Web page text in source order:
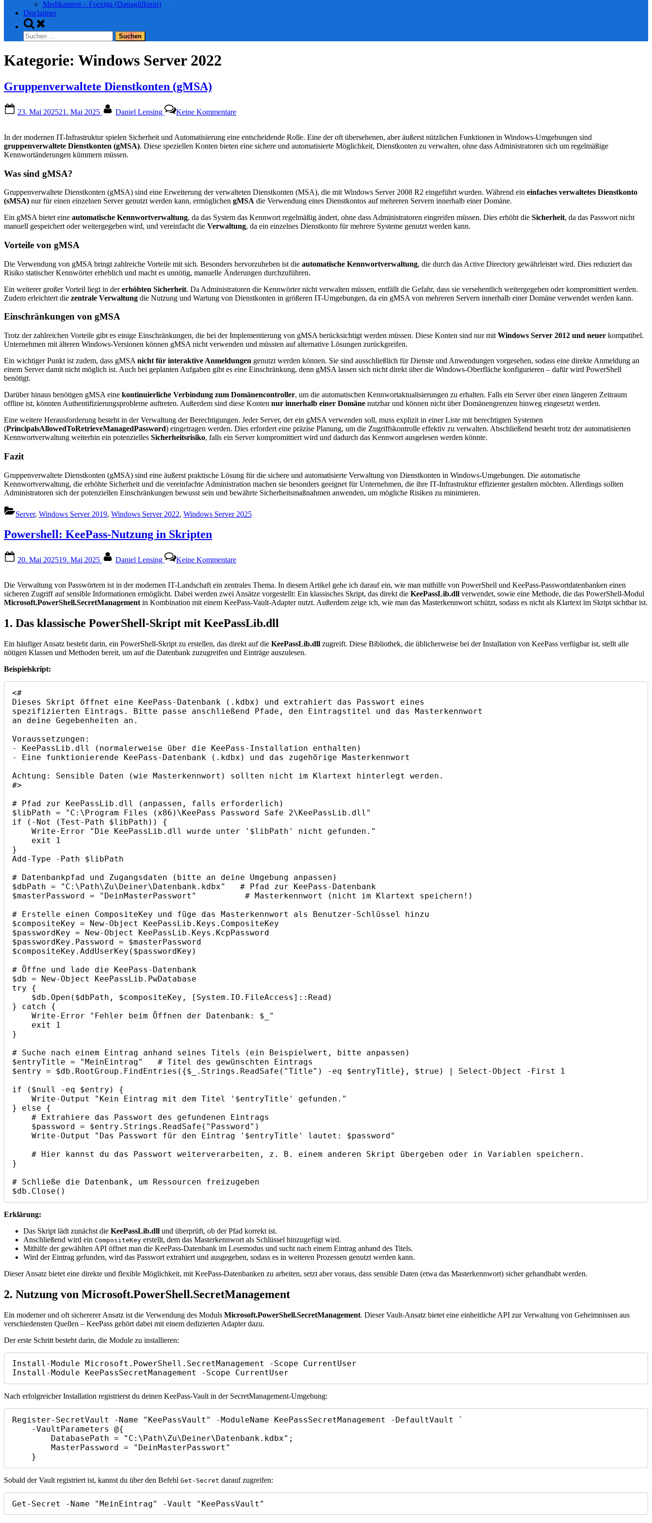
Medikament – Forxiga (Dapagliflozin)
Disclaimer
Toggle
search
form
Suchen
nach:
Kategorie: Windows Server 2022
Gruppenverwaltete Dienstkonten (gMSA)
on
23. Mai 202521. Mai 2025 Daniel Lensing Keine KommentareGruppenverwaltete
(gMSA)
In der modernen IT-Infrastruktur spielen Sicherheit und Automatisierung eine entscheidende Rolle. Eine der oft übersehenen, aber äußerst nützlichen Funktionen in Windows-Umgebungen sind
gruppenverwaltete Dienstkonten (gMSA). Diese speziellen Konten bieten eine sichere und automatisierte Möglichkeit, Dienstkonten zu verwalten, ohne dass Administratoren sich um regelmäßige
Kennwortänderungen kümmern müssen.
Was sind gMSA?
Gruppenverwaltete Dienstkonten (gMSA) sind eine Erweiterung der verwalteten Dienstkonten (MSA), die mit Windows Server 2008 R2 eingeführt wurden. Während ein einfaches verwaltetes Dienstkonto
(sMSA) nur für einen einzelnen Server genutzt werden kann, ermöglichen gMSA die Verwendung eines Dienstkontos auf mehreren Servern innerhalb einer Domäne.
Ein gMSA bietet eine automatische Kennwortverwaltung, da das System das Kennwort regelmäßig ändert, ohne dass Administratoren eingreifen müssen. Dies erhöht die Sicherheit, da das Passwort nicht
manuell gespeichert oder weitergegeben wird, und vereinfacht die Verwaltung, da ein einzelnes Dienstkonto für mehrere Systeme genutzt werden kann.
Vorteile von gMSA
Die Verwendung von gMSA bringt zahlreiche Vorteile mit sich. Besonders hervorzuheben ist die automatische Kennwortverwaltung, die durch das Active Directory gewährleistet wird. Dies reduziert das
Risiko statischer Kennwörter erheblich und macht es unnötig, manuelle Änderungen durchzuführen.
Ein weiterer großer Vorteil liegt in dererhöhten Sicherheit. Da Administratoren die Kennwörter nicht verwalten müssen, entfällt die Gefahr, dass sie versehentlich weitergegeben oder kompromittiert werden.
Zudem erleichtert die zentrale Verwaltung die Nutzung und Wartung von Dienstkonten in größeren IT-Umgebungen, da ein gMSA von mehreren Servern innerhalb einer Domäne verwendet werden kann.
Einschränkungen von gMSA
Trotz der zahlreichen Vorteile gibt es einige Einschränkungen, die bei der Implementierung von gMSA berücksichtigt werden müssen. Diese Konten sind nur mit Windows Server 2012 und neuer kompatibel.
Unternehmen mit älteren Windows-Versionen können gMSA nicht verwenden und müssten auf alternative Lösungen zurückgreifen.
Ein wichtiger Punkt ist zudem, dass gMSA nicht für interaktive Anmeldungen genutzt werden können. Sie sind ausschließlich für Dienste und Anwendungen vorgesehen, sodass eine direkte Anmeldung an
einem Server damit nicht möglich ist. Auch bei geplanten Aufgaben gibt es eine Einschränkung, denn gMSA lassen sich nicht direkt über die Windows-Oberfläche konfigurieren – dafür wird PowerShell
benötigt.
Darüber hinaus benötigen gMSA eine kontinuierliche Verbindung zum Domänencontroller, um die automatischen Kennwortaktualisierungen zu erhalten. Falls ein Server über einen längeren Zeitraum
offline ist, könnten Authentifizierungsprobleme auftreten. Außerdem sind diese Konten nur innerhalb einer Domäne nutzbar und können nicht über Domänengrenzen hinweg eingesetzt werden.
Eine weitere Herausforderung besteht in der Verwaltung der Berechtigungen. Jeder Server, der ein gMSA verwenden soll, muss explizit in einer Liste mit berechtigten Systemen
(PrincipalsAllowedToRetrieveManagedPassword) eingetragen werden. Dies erfordert eine präzise Planung, um die Zugriffskontrolle effektiv zu verwalten. Abschließend besteht trotz der automatisierten
Kennwortverwaltung weiterhin ein potenzielles Sicherheitsrisiko, falls ein Server kompromittiert wird und dadurch das Kennwort ausgelesen werden könnte.
Fazit
Gruppenverwaltete Dienstkonten (gMSA) sind eine äußerst praktische Lösung für die sichere und automatisierte Verwaltung von Dienstkonten in Windows-Umgebungen. Die automatische
Kennwortverwaltung, die erhöhte Sicherheit und die vereinfachte Administration machen sie besonders geeignet für Unternehmen, die ihre IT-Infrastruktur effizienter gestalten möchten. Allerdings sollten
Administratoren sich der potenziellen Einschränkungen bewusst sein und bewährte Sicherheitsmaßnahmen anwenden, um mögliche Risiken zu minimieren.
Server, Windows Server 2019, Windows Server 2022, Windows Server 2025
Powershell: KeePass-Nutzung in Skripten
on
20. Mai 202519. Mai 2025 Daniel Lensing Keine KommentarePowershell:
Nutzung
in
Skripten
Die Verwaltung von Passwörtern ist in der modernen IT-Landschaft ein zentrales Thema. In diesem Artikel gehe ich darauf ein, wie man mithilfe von PowerShell und KeePass-Passwortdatenbanken einen
sicheren Zugriff auf sensible Informationen ermöglicht. Dabei werden zwei Ansätze vorgestellt: Ein klassisches Skript, das direkt die KeePassLib.dll verwendet, sowie eine Methode, die das PowerShell-Modul
Microsoft.PowerShell.SecretManagement in Kombination mit einem KeePass-Vault-Adapter nutzt. Außerdem zeige ich, wie man das Masterkennwort schützt, sodass es nicht als Klartext im Skript sichtbar ist.
1. Das klassische PowerShell-Skript mit KeePassLib.dll
Ein häufiger Ansatz besteht darin, ein PowerShell-Skript zu erstellen, das direkt auf die KeePassLib.dll zugreift. Diese Bibliothek, die üblicherweise bei der Installation von KeePass verfügbar ist, stellt alle
nötigen Klassen und Methoden bereit, um auf die Datenbank zuzugreifen und Einträge auszulesen.
Beispielskript:
<#
Dieses Skript öffnet eine KeePass-Datenbank (.kdbx) und extrahiert das Passwort eines
spezifizierten Eintrags. Bitte passe anschließend Pfade, den Eintragstitel und das Masterkennwort
an deine Gegebenheiten an.
Voraussetzungen:
- KeePassLib.dll (normalerweise über die KeePass-Installation enthalten)
- Eine funktionierende KeePass-Datenbank (.kdbx) und das zugehörige Masterkennwort
Achtung: Sensible Daten (wie Masterkennwort) sollten nicht im Klartext hinterlegt werden.
#>
# Pfad zur KeePassLib.dll (anpassen, falls erforderlich)
$libPath = "C:\Program Files (x86)\KeePass Password Safe 2\KeePassLib.dll"
if (-Not (Test-Path $libPath)) {
}
Add-Type -Path $libPath
# Datenbankpfad und Zugangsdaten (bitte an deine Umgebung anpassen)
$dbPath = "C:\Path\Zu\Deiner\Datenbank.kdbx"   # Pfad zur KeePass-Datenbank
$masterPassword = "DeinMasterPasswort"          # Masterkennwort (nicht im Klartext speichern!)
# Erstelle einen CompositeKey und füge das Masterkennwort als Benutzer-Schlüssel hinzu
$compositeKey = New-Object KeePassLib.Keys.CompositeKey
$passwordKey = New-Object KeePassLib.Keys.KcpPassword
$passwordKey.Password = $masterPassword
$compositeKey.AddUserKey($passwordKey)
# Öffne und lade die KeePass-Datenbank
$db = New-Object KeePassLib.PwDatabase
try {
} catch {
}
# Suche nach einem Eintrag anhand seines Titels (ein Beispielwert, bitte anpassen)
$entryTitle = "MeinEintrag"   # Titel des gewünschten Eintrags
$entry = $db.RootGroup.FindEntries({$_.Strings.ReadSafe("Title") -eq $entryTitle}, $true) | Select-Object -First 1
if ($null -eq $entry) {
} else {
}
# Schließe die Datenbank, um Ressourcen freizugeben
$db.Close()
Erklärung:
Das Skript lädt zunächst die KeePassLib.dll und überprüft, ob der Pfad korrekt ist.
Anschließend wird ein CompositeKey erstellt, dem das Masterkennwort als Schlüssel hinzugefügt wird.
Mithilfe der gewählten API öffnet man die KeePass-Datenbank im Lesemodus und sucht nach einem Eintrag anhand des Titels.
Wird der Eintrag gefunden, wird das Passwort extrahiert und ausgegeben, sodass es in weiteren Prozessen genutzt werden kann.
Dieser Ansatz bietet eine direkte und flexible Möglichkeit, mit KeePass-Datenbanken zu arbeiten, setzt aber voraus, dass sensible Daten (etwa das Masterkennwort) sicher gehandhabt werden.
2. Nutzung von Microsoft.PowerShell.SecretManagement
Ein moderner und oft sichererer Ansatz ist die Verwendung des Moduls Microsoft.PowerShell.SecretManagement. Dieser Vault-Ansatz bietet eine einheitliche API zur Verwaltung von Geheimnissen aus
verschiedensten Quellen – KeePass gehört dabei mit einem dedizierten Adapter dazu.
Der erste Schritt besteht darin, die Module zu installieren:
Install-Module Microsoft.PowerShell.SecretManagement -Scope CurrentUser
Install-Module KeePassSecretManagement -Scope CurrentUser
Nach erfolgreicher Installation registrierst du deinen KeePass-Vault in der SecretManagement-Umgebung:
Register-SecretVault -Name "KeePassVault" -ModuleName KeePassSecretManagement -DefaultVault `
    }
Sobald der Vault registriert ist, kannst du über den Befehl Get-Secret darauf zugreifen:
Get-Secret -Name "MeinEintrag" -Vault "KeePassVault"